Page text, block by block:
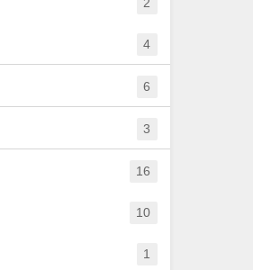
4
6
3
16
10
1